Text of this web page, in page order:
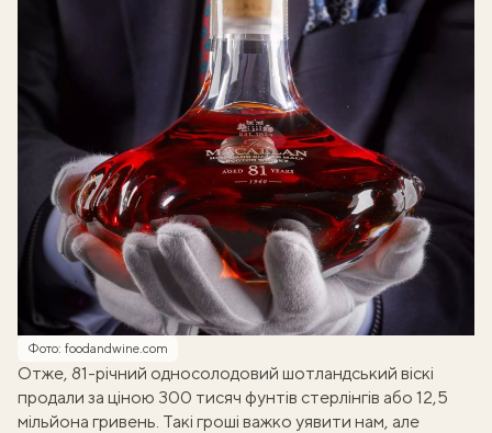
Фото: foodandwine.com
Отже, 81-річний односолодовий шотландський віскі
продали за ціною 300 тисяч фунтів стерлінгів або 12,5
мільйона гривень. Такі гроші важко уявити нам, але